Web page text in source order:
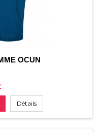
OCUN
Détails